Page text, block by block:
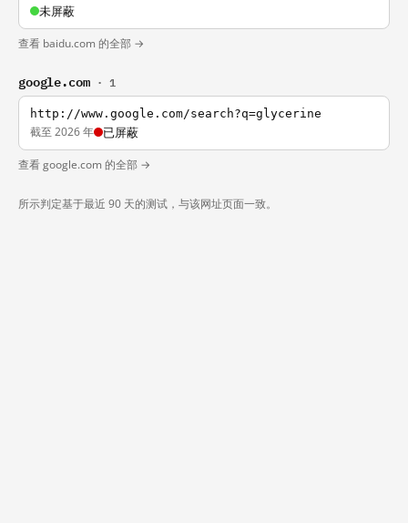
未屏蔽
查看 baidu.com 的全部 →
google.com · 1
http://www.google.com/search?q=glycerine
截至 2026 年 已屏蔽
查看 google.com 的全部 →
所示判定基于最近 90 天的测试，与该网址页面一致。